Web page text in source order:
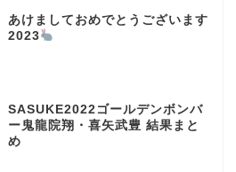
あけましておめでとうございます
2023
SASUKE2022ゴールデンボンバ
ー鬼龍院翔・喜矢武豊 結果まと
め